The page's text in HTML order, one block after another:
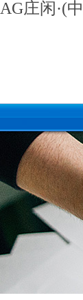
AG庄闲·(